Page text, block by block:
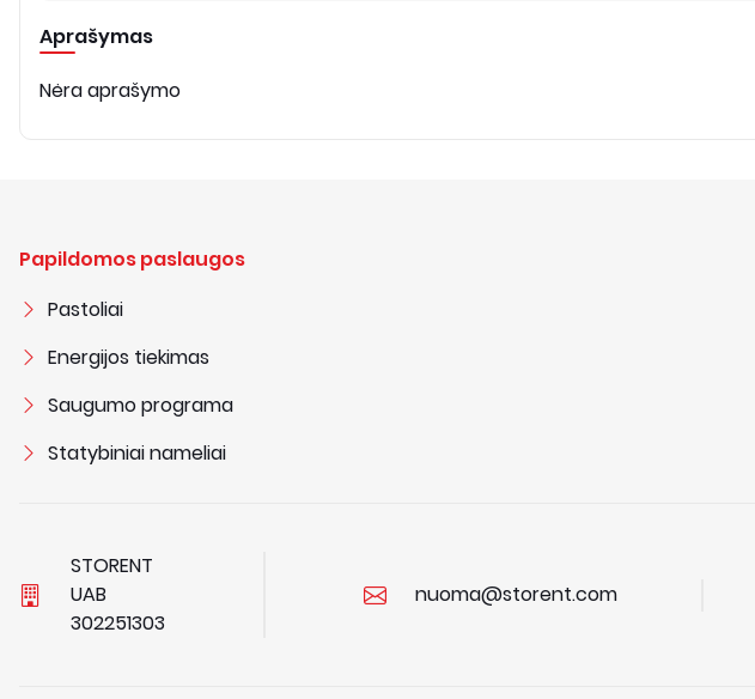
Aprašymas
Nėra aprašymo
Papildomos paslaugos
Pastoliai
Energijos tiekimas
Saugumo programa
Statybiniai nameliai
STORENT
UAB
302251303
nuoma@storent.com